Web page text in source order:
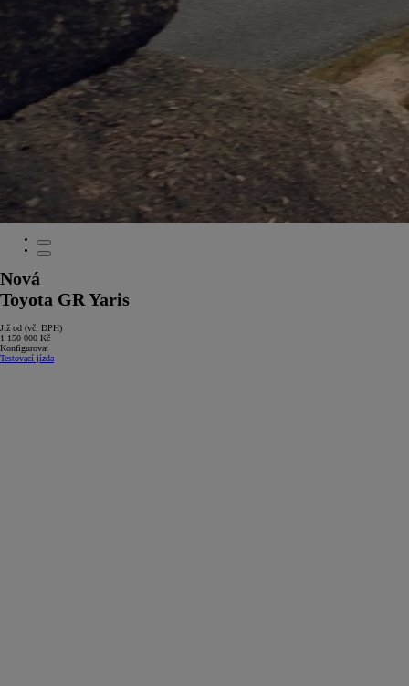
Nová
Toyota GR Yaris
Již od (vč. DPH)
1 150 000 Kč
Konfigurovat
Testovací jízda